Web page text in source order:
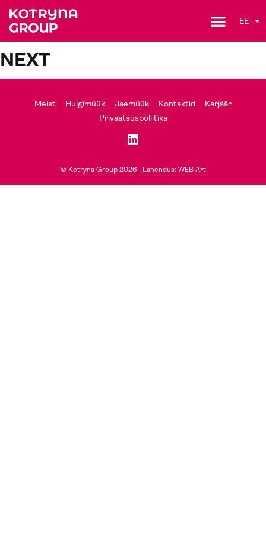
EE
NEXT
Meist Hulgimüük Jaemüük Kontaktid
Karjäär
Privaatsuspoliitika
© Kotryna Group 2026 | Lahendus: WEB Art